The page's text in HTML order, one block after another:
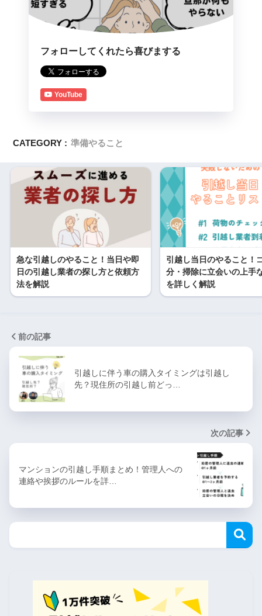
フォローしてくれたら喜びまする
YouTube
CATEGORY : 準備やること
急な引越しのやること！当日や即
日の引越し業者の探し方と依頼方
法を解説
引越し当日のやること！
分・掃除に立会いの上手
を詳しく解説
前の記事
引越しに伴う車の購入タイミングは引越し
先？現住所の引越し前どっ…
次の記事
マンションの引越し手順まとめ！管理人への
連絡や挨拶のルールを詳…